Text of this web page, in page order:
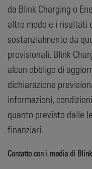
da Blink Charging o
altro modo e i
sostanzialmente da
previsionali. Blink
alcun obbligo di
dichiarazione
informazioni,
quanto previsto dalle
finanziari.
Contatto con i media di Blink